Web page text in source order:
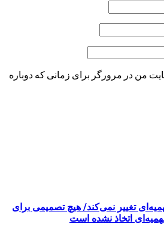
من در مرورگر برای زمانی که دوباره
تغییر نمی‌کند/ هیچ تصمیمی برای
اتخاذ نشده است